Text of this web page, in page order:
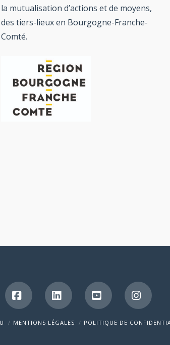
la mutualisation d’actions et de moyens,
des tiers-lieux en Bourgogne-Franche-
Comté.
FacebookLinkedInYouTube
MENTIONS LÉGALES POLITIQUE DE